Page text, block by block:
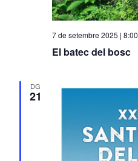
El batec del bosc
7 de setembre 2025 | 8:00
DG
21